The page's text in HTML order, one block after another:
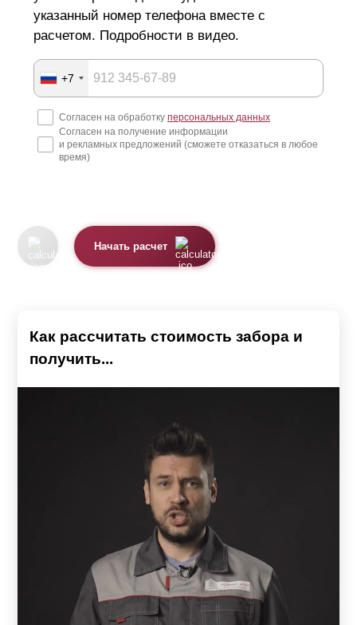
указанный номер телефона вместе с
расчетом. Подробности в видео.
+7
Согласен на обработку персональных данных
Согласен на получение информации
и рекламных предложений (сможете отказаться в любое
время)
Начать расчет
Как рассчитать стоимость забора и
получить...